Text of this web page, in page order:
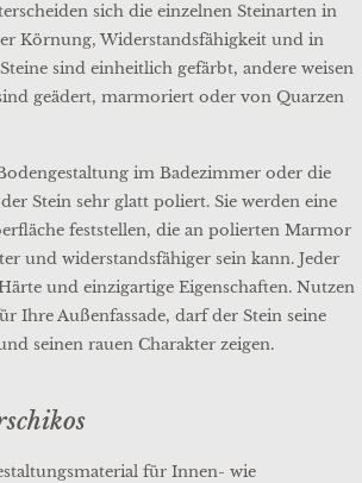
sich die einzelnen Steinarten in
Körnung, Widerstandsfähigkeit und in
sind einheitlich gefärbt, andere weisen
geädert, marmoriert oder von Quarzen
im Badezimmer oder die
Stein sehr glatt poliert. Sie werden eine
feststellen, die an polierten Marmor
und widerstandsfähiger sein kann. Jeder
und einzigartige Eigenschaften. Nutzen
Ihre Außenfassade, darf der Stein seine
seinen rauen Charakter zeigen.
für Innen- wie